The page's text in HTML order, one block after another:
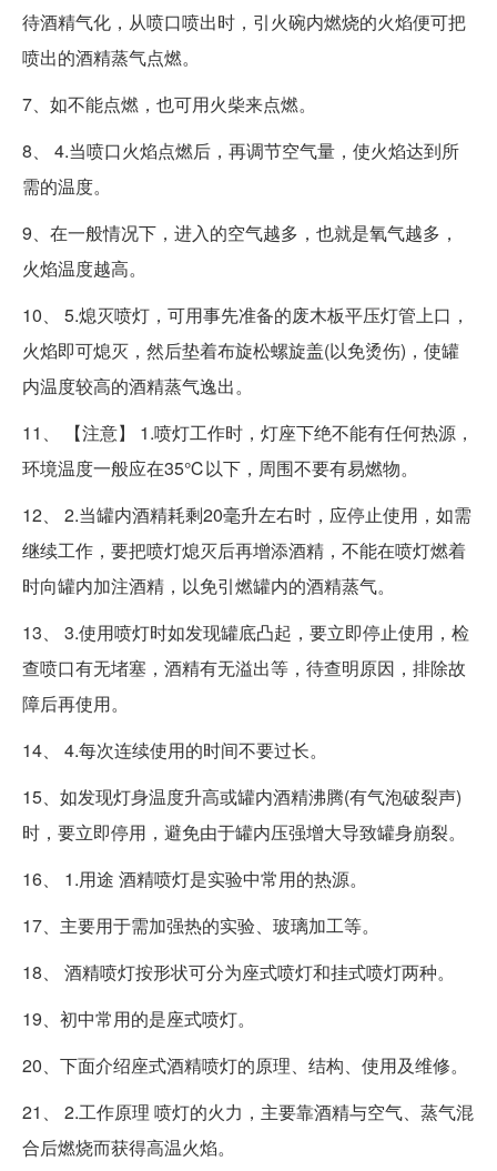
待酒精气化，从喷口喷出时，引火碗内燃烧的火焰便可把
喷出的酒精蒸气点燃。
7、如不能点燃，也可用火柴来点燃。
8、 4.当喷口火焰点燃后，再调节空气量，使火焰达到所
需的温度。
9、在一般情况下，进入的空气越多，也就是氧气越多，
火焰温度越高。
10、 5.熄灭喷灯，可用事先准备的废木板平压灯管上口，
火焰即可熄灭，然后垫着布旋松螺旋盖(以免烫伤)，使罐
内温度较高的酒精蒸气逸出。
11、 【注意】 1.喷灯工作时，灯座下绝不能有任何热源，
环境温度一般应在35℃以下，周围不要有易燃物。
12、 2.当罐内酒精耗剩20毫升左右时，应停止使用，如需
继续工作，要把喷灯熄灭后再增添酒精，不能在喷灯燃着
时向罐内加注酒精，以免引燃罐内的酒精蒸气。
13、 3.使用喷灯时如发现罐底凸起，要立即停止使用，检
查喷口有无堵塞，酒精有无溢出等，待查明原因，排除故
障后再使用。
14、 4.每次连续使用的时间不要过长。
15、如发现灯身温度升高或罐内酒精沸腾(有气泡破裂声)
时，要立即停用，避免由于罐内压强增大导致罐身崩裂。
16、 1.用途 酒精喷灯是实验中常用的热源。
17、主要用于需加强热的实验、玻璃加工等。
18、 酒精喷灯按形状可分为座式喷灯和挂式喷灯两种。
19、初中常用的是座式喷灯。
20、下面介绍座式酒精喷灯的原理、结构、使用及维修。
21、 2.工作原理 喷灯的火力，主要靠酒精与空气、蒸气混
合后燃烧而获得高温火焰。